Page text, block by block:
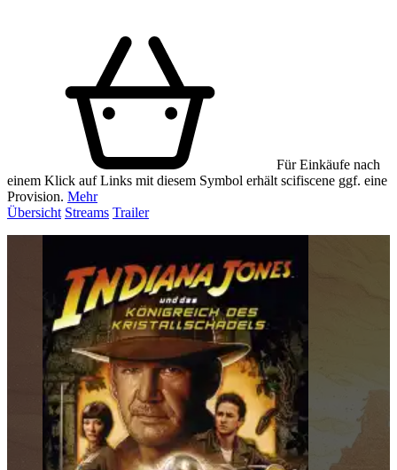
Für Einkäufe nach
einem Klick auf Links mit diesem Symbol erhält scifiscene ggf. eine
Provision. Mehr
Übersicht Streams Trailer